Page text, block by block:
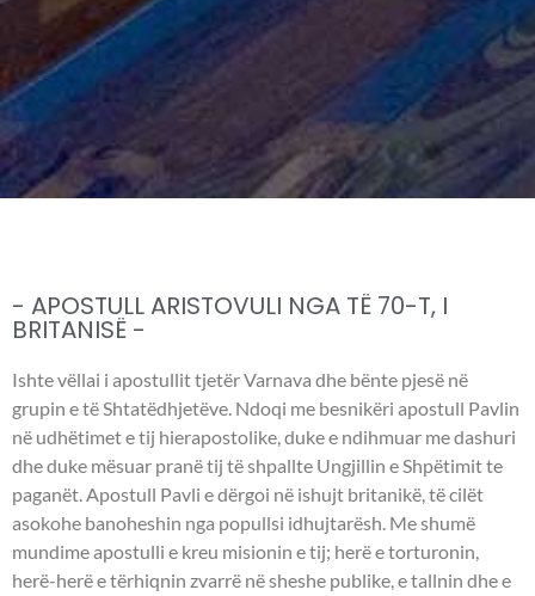
- APOSTULL ARISTOVULI NGA TË 70-T, I
BRITANISË -
Ishte vëllai i apostullit tjetër Varnava dhe bënte pjesë në
grupin e të Shtatëdhjetëve. Ndoqi me besnikëri apostull Pavlin
në udhëtimet e tij hierapostolike, duke e ndihmuar me dashuri
dhe duke mësuar pranë tij të shpallte Ungjillin e Shpëtimit te
paganët. Apostull Pavli e dërgoi në ishujt britanikë, të cilët
asokohe banoheshin nga popullsi idhujtarësh. Me shumë
mundime apostulli e kreu misionin e tij; herë e torturonin,
herë-herë e tërhiqnin zvarrë në sheshe publike, e tallnin dhe e